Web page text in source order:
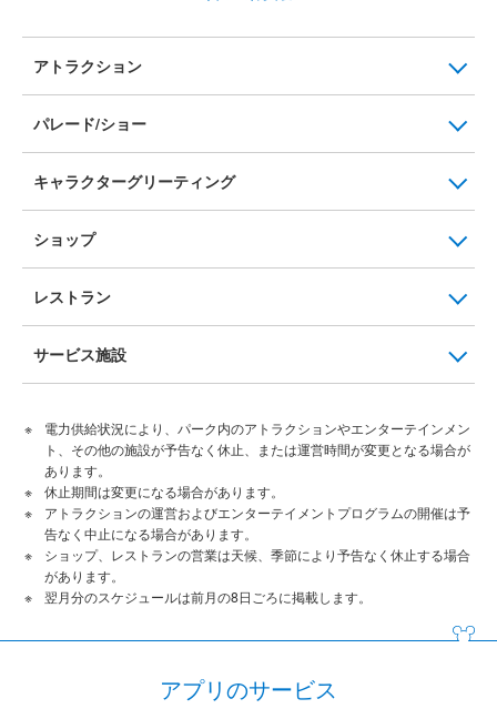
アトラクション
パレード/ショー
キャラクターグリーティング
ショップ
レストラン
サービス施設
電力供給状況により、パーク内のアトラクションやエンターテインメン
ト、その他の施設が予告なく休止、または運営時間が変更となる場合が
あります。
休止期間は変更になる場合があります。
アトラクションの運営およびエンターテイメントプログラムの開催は予
告なく中止になる場合があります。
ショップ、レストランの営業は天候、季節により予告なく休止する場合
があります。
翌月分のスケジュールは前月の8日ごろに掲載します。
アプリのサービス